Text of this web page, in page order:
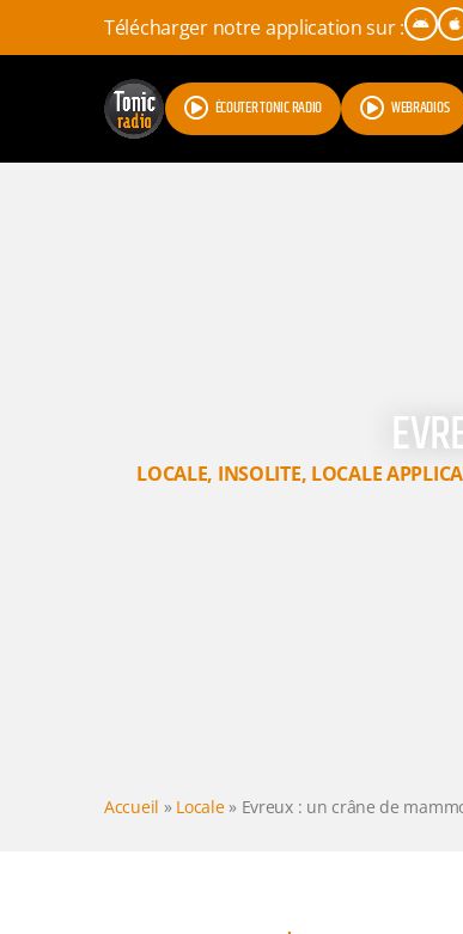
Télécharger notre application sur :
ÉCOUTER TONIC RADIO WEBRADIOS
LOCALE, INSOLITE, LOCALE
Accueil » Locale» Evreux : un crâne de